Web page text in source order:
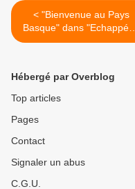
< "Bienvenue au Pays
Basque" dans "Echappées
Belles" avec Raphaël de
Hébergé par Overblog
Top articles
Pages
Contact
Signaler un abus
C.G.U.